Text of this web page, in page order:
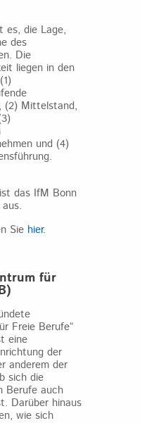
es, die Lage,
des
Die
liegen in den
(2) Mittelstand,
und (4)
das IfM Bonn
Sie hier.
für
Freie Berufe“
eine
der
anderem der
sich die
Berufe auch
Darüber hinaus
wie sich